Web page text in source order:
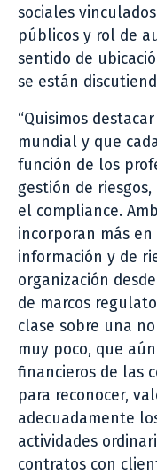
sociales
públicos y rol de
sentido de
se están
“Quisimos
mundial y que
función de los
gestión de
el compliance.
incorporan más
información y de
organización
de marcos
clase sobre una
muy poco, que
financieros de las
para reconocer,
adecuadamente
actividades
contratos con